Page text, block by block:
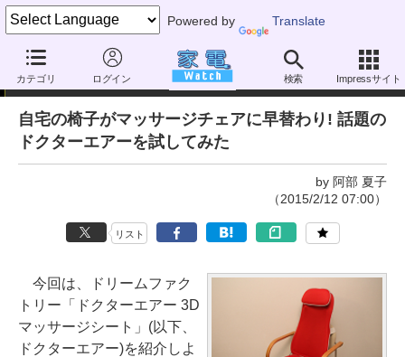
Powered by Translate
カテゴリ ログイン 検索 Impressサイト
家電製品ミニレビュー
自宅の椅子がマッサージチェアに早替わり! 話題の
ドクターエアーを試してみた
by 阿部 夏子
（2015/2/12 07:00）
リスト
今回は、ドリームファク
トリー「ドクターエアー 3D
マッサージシート」(以下、
ドクターエアー)を紹介しよ